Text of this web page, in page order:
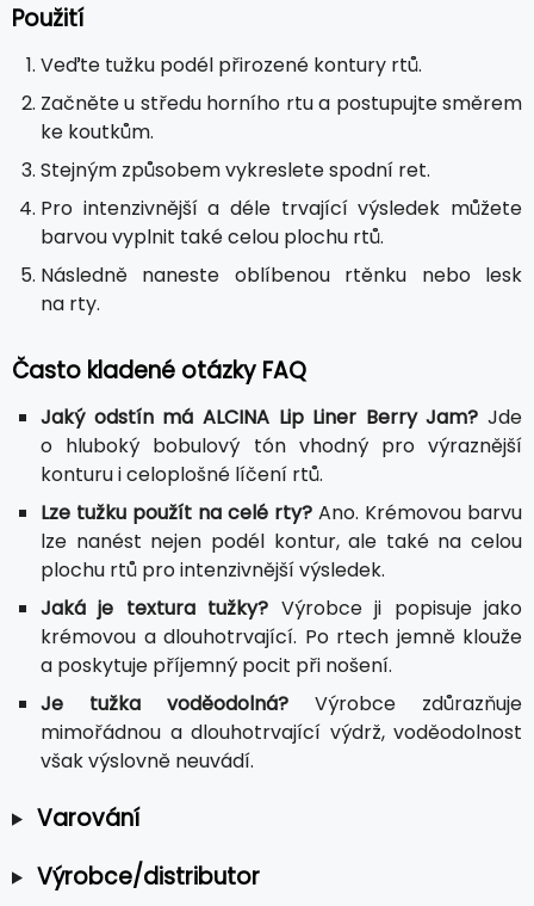
Použití
Veďte tužku podél přirozené kontury rtů.
Začněte u středu horního rtu a postupujte směrem
ke koutkům.
Stejným způsobem vykreslete spodní ret.
Pro intenzivnější a déle trvající výsledek můžete
barvou vyplnit také celou plochu rtů.
Následně naneste oblíbenou rtěnku nebo lesk
na rty.
Často kladené otázky FAQ
Jaký odstín má ALCINA Lip Liner Berry Jam? Jde
o hluboký bobulový tón vhodný pro výraznější
konturu i celoplošné líčení rtů.
Lze tužku použít na celé rty? Ano. Krémovou barvu
lze nanést nejen podél kontur, ale také na celou
plochu rtů pro intenzivnější výsledek.
Jaká je textura tužky? Výrobce ji popisuje jako
krémovou a dlouhotrvající. Po rtech jemně klouže
a poskytuje příjemný pocit při nošení.
Je tužka voděodolná? Výrobce zdůrazňuje
mimořádnou a dlouhotrvající výdrž, voděodolnost
však výslovně neuvádí.
Varování
Výrobce/distributor